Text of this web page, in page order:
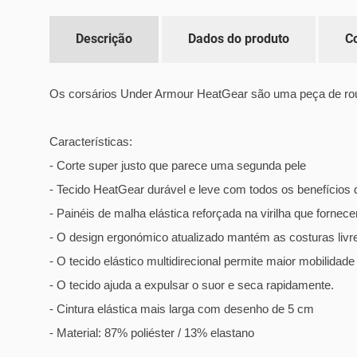
Descrição Dados do produto
Os corsários Under Armour HeatGear são uma peça de
Características:
- Corte super justo que parece uma segunda pele
- Tecido HeatGear durável e leve com todos os
- Painéis de malha elástica reforçada na virilha que
- O design ergonómico atualizado mantém as costuras
- O tecido elástico multidirecional permite maior
- O tecido ajuda a expulsar o suor e seca rapidamente.
- Cintura elástica mais larga com desenho de 5 cm
- Material: 87% poliéster / 13% elastano